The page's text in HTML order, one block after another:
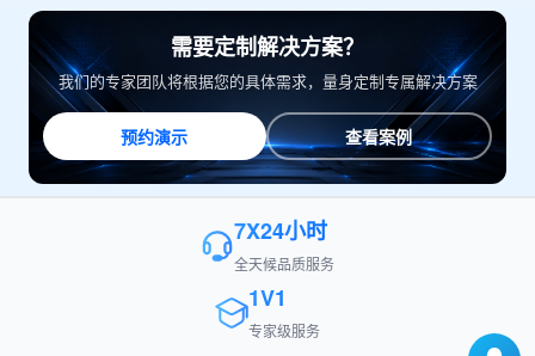
需要定制解决方案？
我们的专家团队将根据您的具体需求，量身定制专属解决方案
预约演示 查看案例
7X24小时
全天候品质服务
1V1
专家级服务